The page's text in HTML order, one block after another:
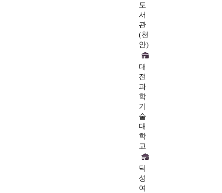
도
서
관
(천
안)
대
전
과
학
기
술
대
학
교
덕
성
여